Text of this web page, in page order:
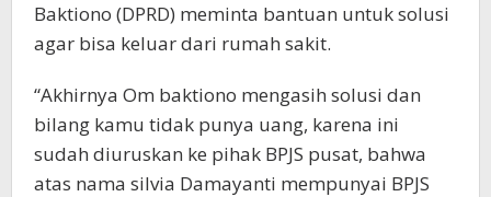
Baktiono (DPRD) meminta bantuan untuk solusi
agar bisa keluar dari rumah sakit.
“Akhirnya Om baktiono mengasih solusi dan
bilang kamu tidak punya uang, karena ini
sudah diuruskan ke pihak BPJS pusat, bahwa
atas nama silvia Damayanti mempunyai BPJS